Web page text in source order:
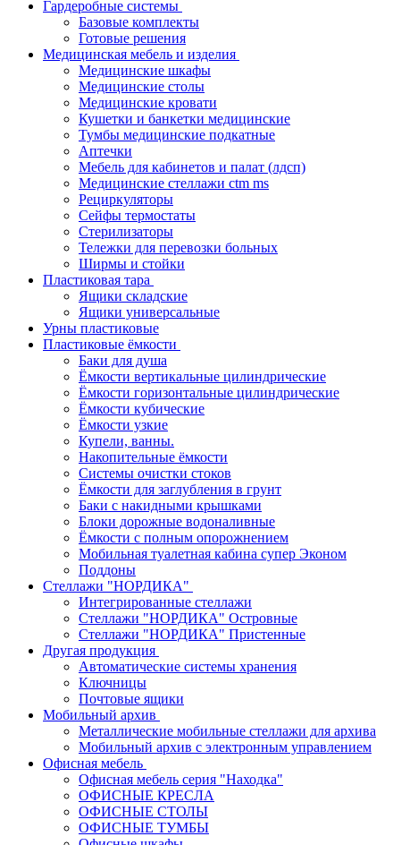
Гардеробные системы
Базовые комплекты
Готовые решения
Медицинская мебель и изделия
Медицинские шкафы
Медицинские столы
Медицинские кровати
Кушетки и банкетки медицинские
Тумбы медицинские подкатные
Аптечки
Мебель для кабинетов и палат (лдсп)
Медицинские стеллажи ctm ms
Рециркуляторы
Сейфы термостаты
Стерилизаторы
Тележки для перевозки больных
Ширмы и стойки
Пластиковая тара
Ящики складские
Ящики универсальные
Урны пластиковые
Пластиковые ёмкости
Баки для душа
Ёмкости вертикальные цилиндрические
Ёмкости горизонтальные цилиндрические
Ёмкости кубические
Ёмкости узкие
Купели, ванны.
Накопительные ёмкости
Системы очистки стоков
Ёмкости для заглубления в грунт
Баки с накидными крышками
Блоки дорожные водоналивные
Ёмкости с полным опорожнением
Мобильная туалетная кабина супер Эконом
Поддоны
Стеллажи "НОРДИКА"
Интегрированные стеллажи
Стеллажи "НОРДИКА" Островные
Стеллажи "НОРДИКА" Пристенные
Другая продукция
Автоматические системы хранения
Ключницы
Почтовые ящики
Мобильный архив
Металлические мобильные стеллажи для архива
Мобильный архив с электронным управлением
Офисная мебель
Офисная мебель серия "Находка"
ОФИСНЫЕ КРЕСЛА
ОФИСНЫЕ СТОЛЫ
ОФИСНЫЕ ТУМБЫ